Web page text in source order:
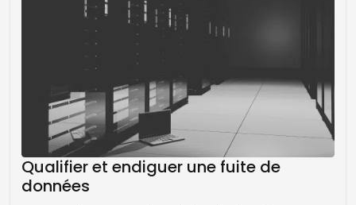
Qualifier et endiguer une fuite de
données